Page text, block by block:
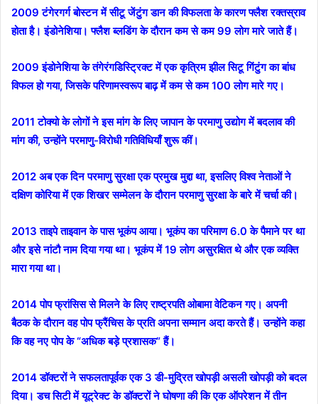
2009 टंगेरगर्ग बोस्टन में सीटू जेंटुंग डान की विफलता के कारण फ्लैश रक्तस्राव
होता है। इंडोनेशिया। फ्लैश ब्लडिंग के दौरान कम से कम 99 लोग मारे जाते हैं।
2009 इंडोनेशिया के तंगेरंगडिस्ट्रिक्ट में एक कृत्रिम झील सिटू गिंटुंग का बांध
विफल हो गया, जिसके परिणामस्वरूप बाढ़ में कम से कम 100 लोग मारे गए।
2011 टोक्यो के लोगों ने इस मांग के लिए जापान के परमाणु उद्योग में बदलाव की
मांग की, उन्होंने परमाणु-विरोधी गतिविधियाँ शुरू कीं।
2012 अब एक दिन परमाणु सुरक्षा एक प्रमुख मुद्दा था, इसलिए विश्व नेताओं ने
दक्षिण कोरिया में एक शिखर सम्मेलन के दौरान परमाणु सुरक्षा के बारे में चर्चा की।
2013 ताइपे ताइवान के पास भूकंप आया। भूकंप का परिमाण 6.0 के पैमाने पर था
और इसे नांटौ नाम दिया गया था। भूकंप में 19 लोग असुरक्षित थे और एक व्यक्ति
मारा गया था।
2014 पोप फ्रांसिस से मिलने के लिए राष्ट्रपति ओबामा वेटिकन गए। अपनी
बैठक के दौरान वह पोप फ्रैंचिस के प्रति अपना सम्मान अदा करते हैं। उन्होंने कहा
कि वह नए पोप के “अधिक बड़े प्रशासक” हैं।
2014 डॉक्टरों ने सफलतापूर्वक एक 3 डी-मुद्रित खोपड़ी असली खोपड़ी को बदल
दिया। डच सिटी में यूट्रेक्ट के डॉक्टरों ने घोषणा की कि एक ऑपरेशन में तीन